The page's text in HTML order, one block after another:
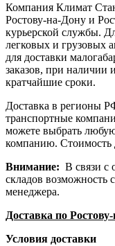
Компания Климат
Ростову-на-Дону и
курьерской службы.
легковых и грузовых
для доставки
заказов, при наличии
кратчайшие сроки.
Доставка в регионы
транспортные
можете выбрать
компанию. Стоимость
Внимание: В связи с
складов возможность
менеджера.
Доставка по
Условия доставки